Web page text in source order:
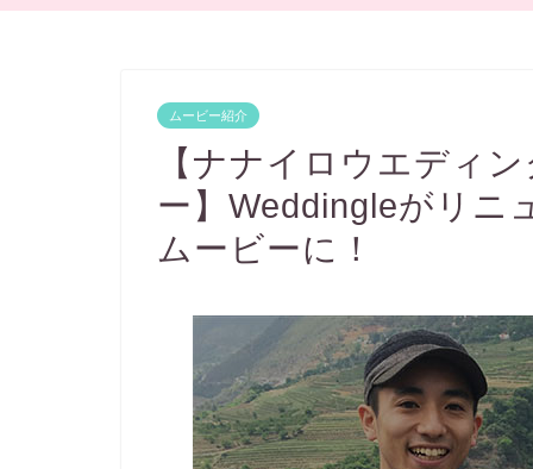
ムービー紹介
【ナナイロウエディ
ー】Weddingleがリニ
ムービーに！